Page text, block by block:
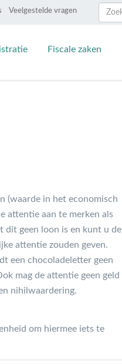
Veelgestelde vragen Zoeken
Zoeken
naar:
Fiscale zaken
(waarde in het economisch
attentie aan te merken als
dit geen loon is en kunt u de
attentie zouden geven.
een chocoladeletter geen
mag de attentie geen geld
nihilwaardering.
om hiermee iets te